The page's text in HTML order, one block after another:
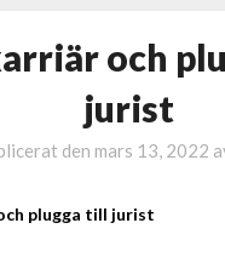
och
jurist
den mars 13, 2022
plugga till jurist